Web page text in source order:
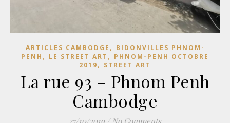
ARTICLES CAMBODGE , BIDONVILLES PHNOM-
PENH , LE STREET ART , PHNOM-PENH OCTOBRE
2019, STREET ART
La rue 93 – Phnom Penh
Cambodge